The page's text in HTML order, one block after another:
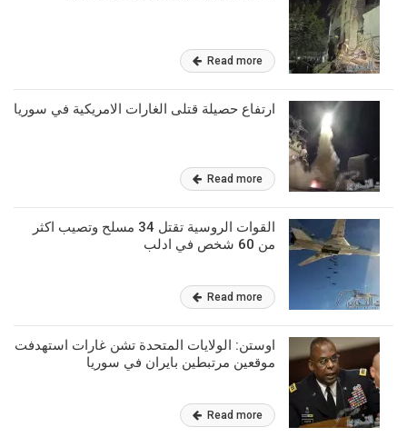
Read more
ارتفاع حصيلة قتلى الغارات الامريكية في سوريا
Read more
القوات الروسية تقتل 34 مسلح وتصيب اكثر
من 60 شخص في ادلب
Read more
اوستن: الولايات المتحدة تشن غارات استهدفت
موقعين مرتبطين بايران في سوريا
Read more